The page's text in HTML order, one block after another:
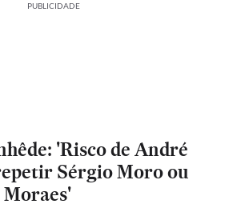
PUBLICIDADE
'Risco de André
Sérgio Moro ou